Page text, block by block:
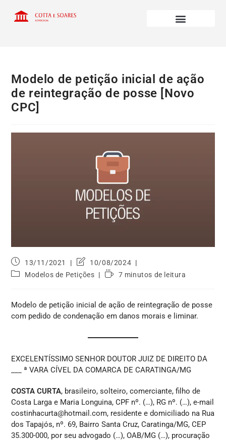
Modelo de petição inicial de ação
de reintegração de posse [Novo
CPC]
13/11/2021
10/08/2024
Modelos de Petições
7 minutos de leitura
Modelo de petição inicial de ação de reintegração de posse
com pedido de condenação em danos morais e liminar.
EXCELENTÍSSIMO SENHOR DOUTOR JUIZ DE DIREITO DA
___ ª VARA CÍVEL DA COMARCA DE CARATINGA/MG
COSTA CURTA, brasileiro, solteiro, comerciante, filho de
Costa Larga e Maria Longuina, CPF nº. (…), RG nº. (…), e-mail
costinhacurta@hotmail.com, residente e domiciliado na Rua
dos Tapajós, nº. 69, Bairro Santa Cruz, Caratinga/MG, CEP
35.300-000, por seu advogado (…), OAB/MG (…), procuração